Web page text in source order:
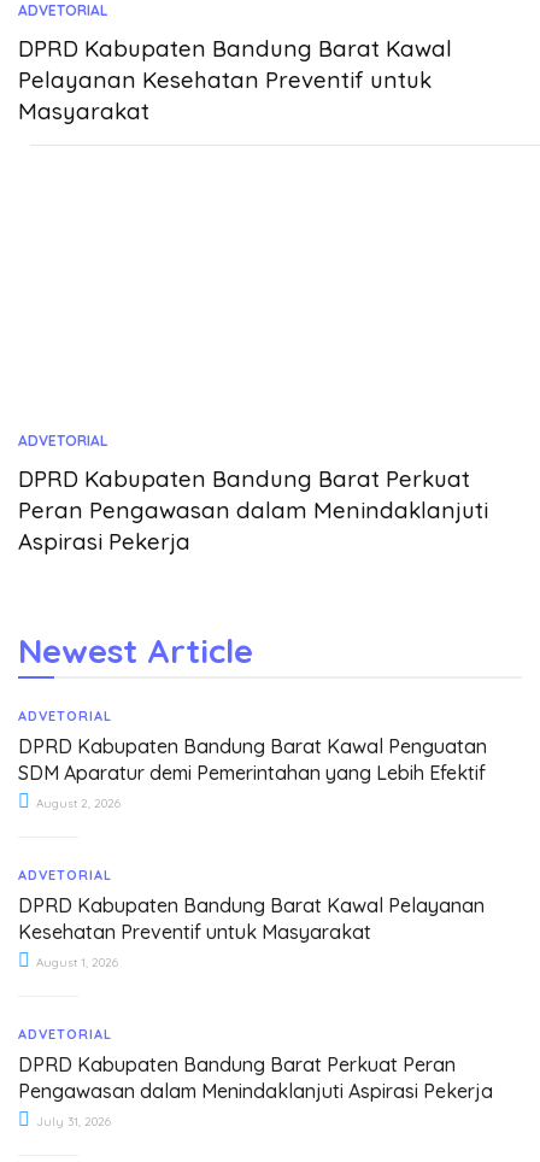
ADVETORIAL
DPRD Kabupaten Bandung Barat Kawal
Pelayanan Kesehatan Preventif untuk
Masyarakat
ADVETORIAL
DPRD Kabupaten Bandung Barat Perkuat
Peran Pengawasan dalam Menindaklanjuti
Aspirasi Pekerja
Newest Article
ADVETORIAL
DPRD Kabupaten Bandung Barat Kawal Penguatan
SDM Aparatur demi Pemerintahan yang Lebih Efektif
August 2, 2026
ADVETORIAL
DPRD Kabupaten Bandung Barat Kawal Pelayanan
Kesehatan Preventif untuk Masyarakat
August 1, 2026
ADVETORIAL
DPRD Kabupaten Bandung Barat Perkuat Peran
Pengawasan dalam Menindaklanjuti Aspirasi Pekerja
July 31, 2026